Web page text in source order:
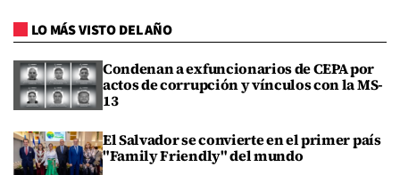
LO MÁS VISTO DEL AÑO
Condenan a exfuncionarios de CEPA por
actos de corrupción y vínculos con la MS-
13
El Salvador se convierte en el primer país
"Family Friendly" del mundo